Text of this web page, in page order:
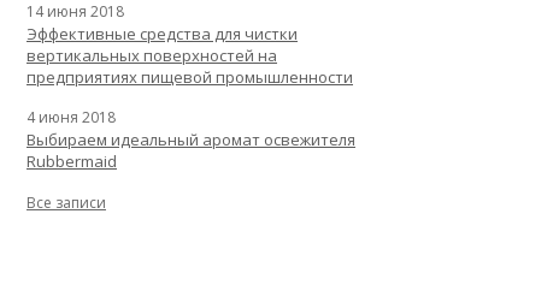
14 июня 2018
Эффективные средства для чистки
вертикальных поверхностей на
предприятиях пищевой промышленности
4 июня 2018
Выбираем идеальный аромат освежителя
Rubbermaid
Все записи